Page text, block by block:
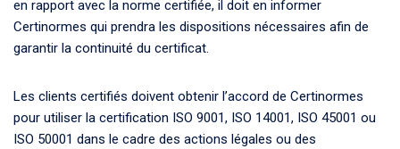
en rapport avec la norme certifiée, il doit en informer
Certinormes qui prendra les dispositions nécessaires afin de
garantir la continuité du certificat.
Les clients certifiés doivent obtenir l’accord de Certinormes
pour utiliser la certification ISO 9001, ISO 14001, ISO 45001 ou
ISO 50001 dans le cadre des actions légales ou des